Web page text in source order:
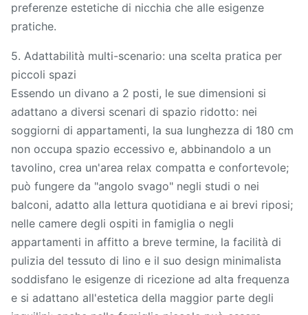
preferenze estetiche di nicchia che alle esigenze
pratiche.
5. Adattabilità multi-scenario: una scelta pratica per
piccoli spazi
Essendo un divano a 2 posti, le sue dimensioni si
adattano a diversi scenari di spazio ridotto: nei
soggiorni di appartamenti, la sua lunghezza di 180 cm
non occupa spazio eccessivo e, abbinandolo a un
tavolino, crea un'area relax compatta e confortevole;
può fungere da "angolo svago" negli studi o nei
balconi, adatto alla lettura quotidiana e ai brevi riposi;
nelle camere degli ospiti in famiglia o negli
appartamenti in affitto a breve termine, la facilità di
pulizia del tessuto di lino e il suo design minimalista
soddisfano le esigenze di ricezione ad alta frequenza
e si adattano all'estetica della maggior parte degli